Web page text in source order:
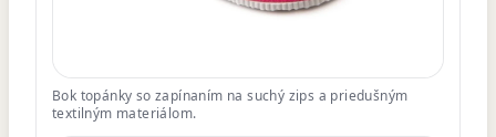
Bok topánky so zapínaním na suchý zips a priedušným
textilným materiálom.